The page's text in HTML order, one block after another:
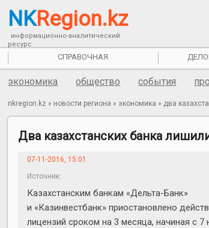
NKRegion.kz
информационно-аналитический
ресурс
СПРАВОЧНАЯ
экономика общество события
nkregion.kz » новости региона » экономика » два
Два казахстанских банка
07-11-2016, 15:01
Источник:
informburo.kz/novosti/licenzii-dvuh-
bankov-priostanovili-v-
kazahstane.html
Казахстанским банкам «Дельта-Банк»
и «Казинвестбанк» приостановлено
лицензий сроком на 3 месяца, начиная с 7